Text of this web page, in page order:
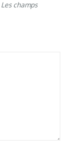
Les champs